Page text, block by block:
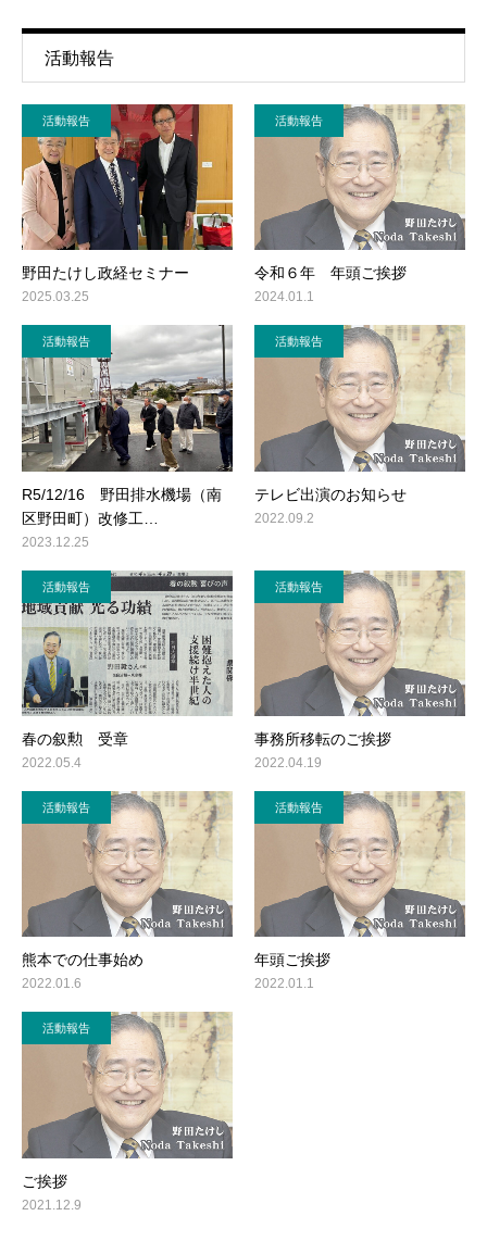
活動報告
活動報告
野田たけし政経セミナー
2025.03.25
活動報告
令和６年 年頭ご挨拶
2024.01.1
活動報告
R5/12/16 野田排水機場（南
区野田町）改修工…
2023.12.25
活動報告
テレビ出演のお知らせ
2022.09.2
活動報告
春の叙勲 受章
2022.05.4
活動報告
事務所移転のご挨拶
2022.04.19
活動報告
熊本での仕事始め
2022.01.6
活動報告
年頭ご挨拶
2022.01.1
活動報告
ご挨拶
2021.12.9